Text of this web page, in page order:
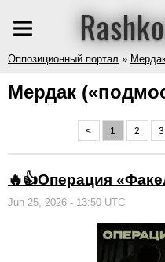
Оппозиционный портал »
Мердак
< 1 2 3
🔥👍Операция
Jun 25, 2026 - 13:50 UTC